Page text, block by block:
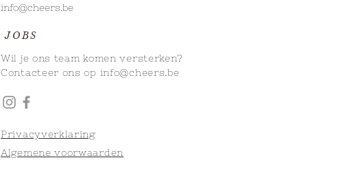
info@cheers.be
JOBS
Wil je ons team komen versterken?
Contacteer ons op info@cheers.be
Privacyverklaring
Algemene voorwaarden